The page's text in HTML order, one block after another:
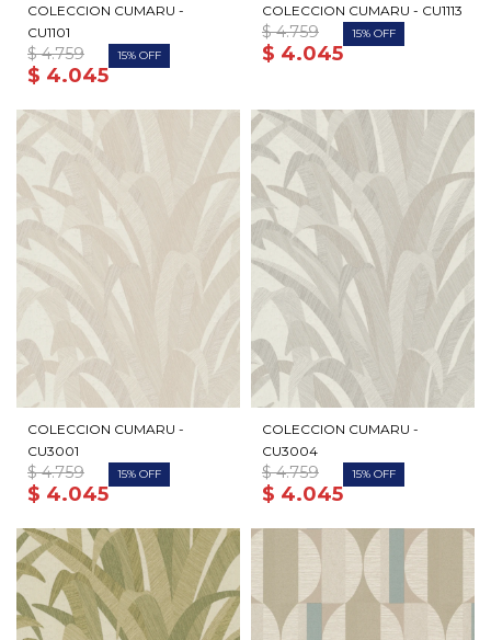
COLECCION CUMARU -
CU1101
$ 4.045
$ 4.759 15
COLECCION CUMARU - CU1113
$ 4.045
$ 4.759 15
COLECCION CUMARU -
CU3001
$ 4.045
$ 4.759 15
COLECCION CUMARU -
CU3004
$ 4.045
$ 4.759 15